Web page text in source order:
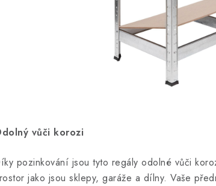
vůči korozi
pozinkování jsou tyto regály odolné vůči
jako jsou sklepy, garáže a dílny. Vaše